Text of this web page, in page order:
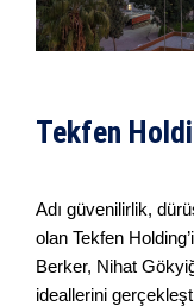
Tekfen
Adı güvenilirlik,
olan Tekfen
Berker, Nihat
ideallerini